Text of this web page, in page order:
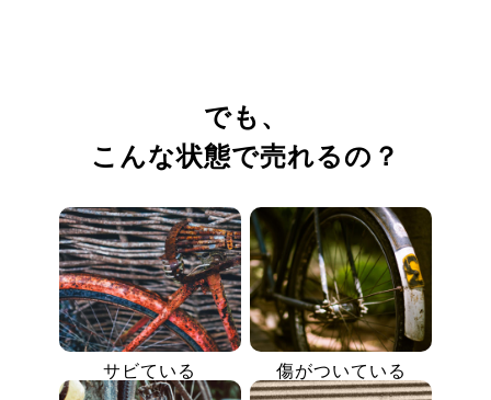
でも、
こんな状態で売れるの？
サビている 傷がついている